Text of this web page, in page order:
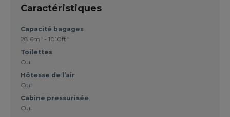
Caractéristiques
Capacité bagages
28.6m³ - 1010ft³
Toilettes
Oui
Hôtesse de l’air
Oui
Cabine pressurisée
Oui